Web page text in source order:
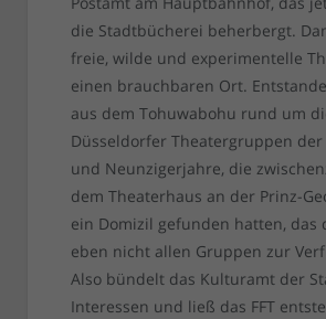
die Stadtbücherei beherbergt.
freie, wilde und experimentelle
einen brauchbaren Ort.
aus dem Tohuwabohu rund um
Düsseldorfer Theatergruppen der
und Neunzigerjahre, die
dem Theaterhaus an der Prinz-
ein Domizil gefunden hatten, das
eben nicht allen Gruppen zur
Also bündelt das Kulturamt der
Interessen und ließ das FFT